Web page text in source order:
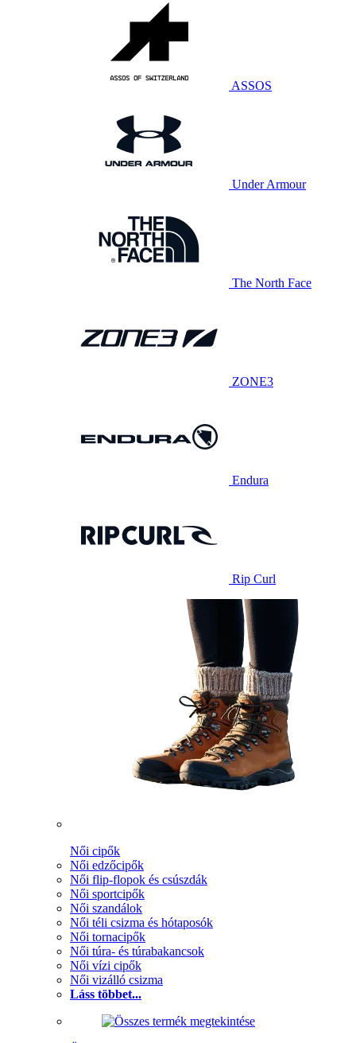
ASSOS
Under Armour
The North Face
ZONE3
Endura
Rip Curl
Női cipők
Női edzőcipők
Női flip-flopok és csúszdák
Női sportcipők
Női szandálok
Női téli csizma és hótaposók
Női tornacipők
Női túra- és túrabakancsok
Női vízi cipők
Női vizálló csizma
Láss többet...